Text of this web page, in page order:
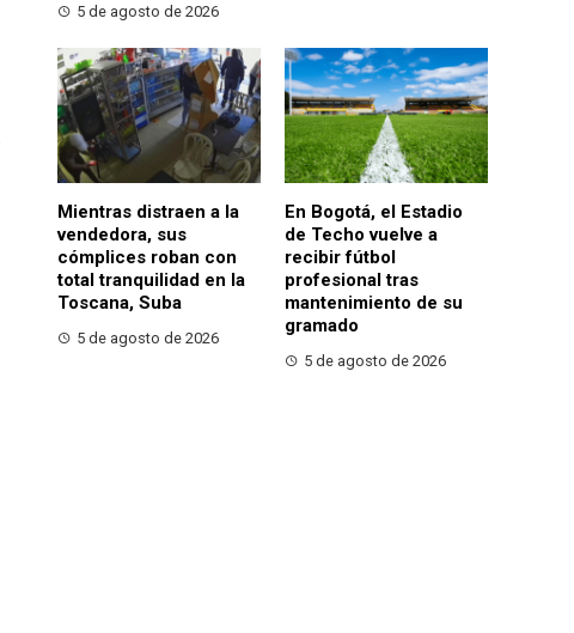
5 de agosto de 2026
Mientras distraen a la
vendedora, sus
cómplices roban con
total tranquilidad en la
Toscana, Suba
5 de agosto de 2026
En Bogotá, el Estadio
de Techo vuelve a
recibir fútbol
profesional tras
mantenimiento de su
gramado
5 de agosto de 2026